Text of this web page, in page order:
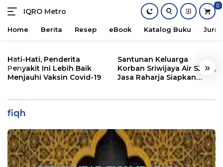
content
IQRO Metro
Lets
Bright
0
Home Berita Resep eBook Katalog Buku
« »
Hati-Hati, Penderita
Penyakit Ini Lebih Baik
Menjauhi Vaksin Covid-19
Santunan Keluarga
Korban Sriwijaya Air SJ182,
Jasa Raharja Siapkan
fiqh